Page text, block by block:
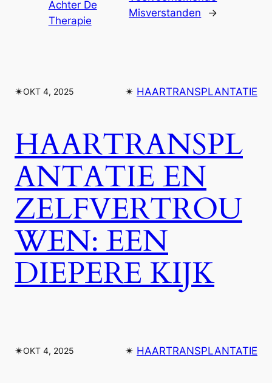
Achter De
Therapie
Misverstanden
→
✴︎OKT 4, 2025 ✴︎ HAARTRANSPLANTATIE
HAARTRANSPL
ANTATIE EN
ZELFVERTROU
WEN: EEN
DIEPERE KIJK
✴︎OKT 4, 2025 ✴︎ HAARTRANSPLANTATIE